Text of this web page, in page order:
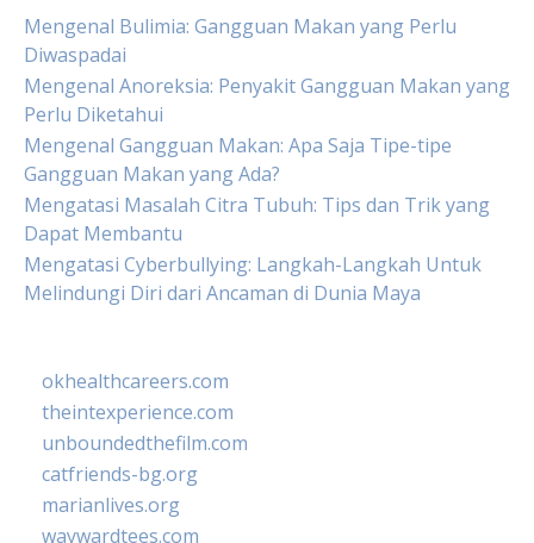
Mengenal Bulimia: Gangguan Makan yang Perlu
Diwaspadai
Mengenal Anoreksia: Penyakit Gangguan Makan yang
Perlu Diketahui
Mengenal Gangguan Makan: Apa Saja Tipe-tipe
Gangguan Makan yang Ada?
Mengatasi Masalah Citra Tubuh: Tips dan Trik yang
Dapat Membantu
Mengatasi Cyberbullying: Langkah-Langkah Untuk
Melindungi Diri dari Ancaman di Dunia Maya
okhealthcareers.com
theintexperience.com
unboundedthefilm.com
catfriends-bg.org
marianlives.org
waywardtees.com